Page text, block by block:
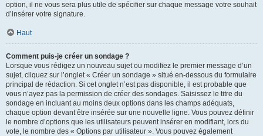
option, il ne vous sera plus utile de spécifier sur chaque message votre souhait
d’insérer votre signature.
Haut
Comment puis-je créer un sondage ?
Lorsque vous rédigez un nouveau sujet ou modifiez le premier message d’un
sujet, cliquez sur l’onglet « Créer un sondage » situé en-dessous du formulaire
principal de rédaction. Si cet onglet n’est pas disponible, il est probable que
vous n’ayez pas la permission de créer des sondages. Saisissez le titre du
sondage en incluant au moins deux options dans les champs adéquats,
chaque option devant être insérée sur une nouvelle ligne. Vous pouvez définir
le nombre d’options que les utilisateurs peuvent insérer en modifiant, lors du
vote, le nombre des « Options par utilisateur ». Vous pouvez également